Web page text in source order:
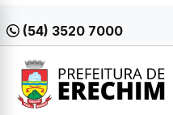
(54) 3520 7000